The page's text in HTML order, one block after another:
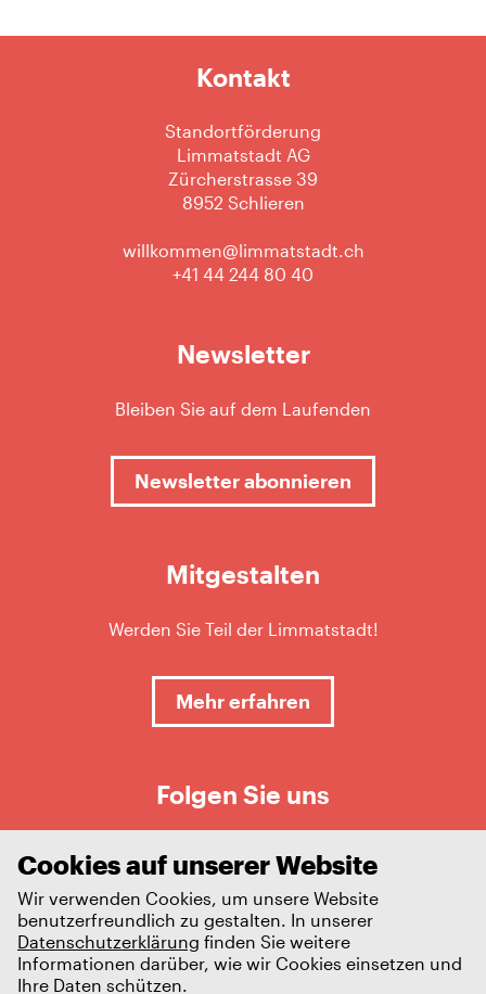
Kontakt
Standortförderung
Limmatstadt AG
Zürcherstrasse 39
8952 Schlieren
willkommen@limmatstadt.ch
+41 44 244 80 40
Newsletter
Bleiben Sie auf dem Laufenden
Newsletter abonnieren
Mitgestalten
Werden Sie Teil der Limmatstadt!
Mehr erfahren
Folgen Sie uns
Cookies auf unserer Website
Wir verwenden Cookies, um unsere Website
benutzerfreundlich zu gestalten. In unserer
Datenschutzerklärung finden Sie weitere
Informationen darüber, wie wir Cookies einsetzen und
Ihre Daten schützen.